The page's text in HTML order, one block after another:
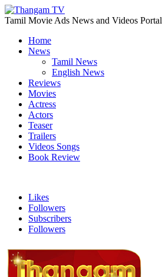
Tamil Movie Ads News and Videos Portal
Home
News
Tamil News
English News
Reviews
Movies
Actress
Actors
Teaser
Trailers
Videos Songs
Book Review
Likes
Followers
Subscribers
Followers